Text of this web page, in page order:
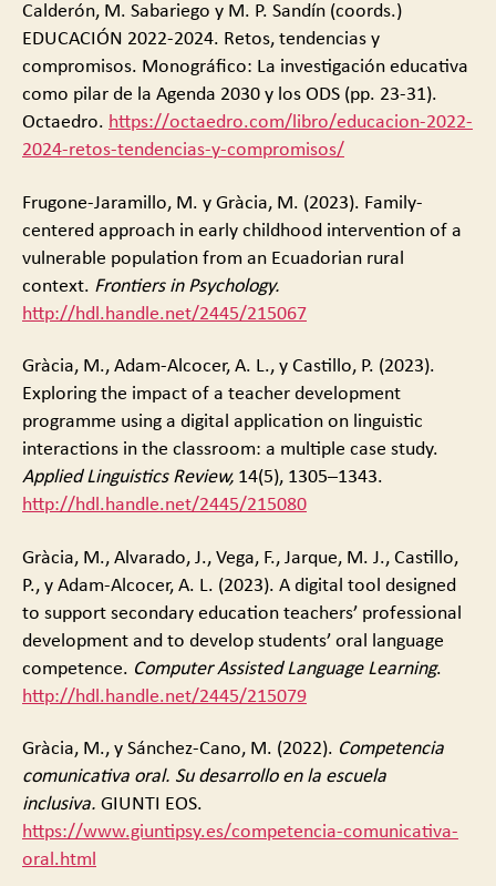
Calderón, M. Sabariego y M. P. Sandín (coords.)
EDUCACIÓN 2022-2024. Retos, tendencias y
compromisos. Monográfico: La investigación educativa
como pilar de la Agenda 2030 y los ODS (pp. 23-31).
Octaedro. https://octaedro.com/libro/educacion-2022-
2024-retos-tendencias-y-compromisos/
Frugone-Jaramillo, M. y Gràcia, M. (2023). Family-
centered approach in early childhood intervention of a
vulnerable population from an Ecuadorian rural
context. Frontiers in Psychology.
http://hdl.handle.net/2445/215067
Gràcia, M., Adam-Alcocer, A. L., y Castillo, P. (2023).
Exploring the impact of a teacher development
programme using a digital application on linguistic
interactions in the classroom: a multiple case study.
Applied Linguistics Review, 14(5), 1305–1343.
http://hdl.handle.net/2445/215080
Gràcia, M., Alvarado, J., Vega, F., Jarque, M. J., Castillo,
P., y Adam-Alcocer, A. L. (2023). A digital tool designed
to support secondary education teachers’ professional
development and to develop students’ oral language
competence. Computer Assisted Language Learning.
http://hdl.handle.net/2445/215079
Gràcia, M., y Sánchez-Cano, M. (2022). Competencia
comunicativa oral. Su desarrollo en la escuela
inclusiva. GIUNTI EOS.
https://www.giuntipsy.es/competencia-comunicativa-
oral.html